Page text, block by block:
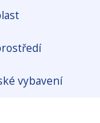
vybavení